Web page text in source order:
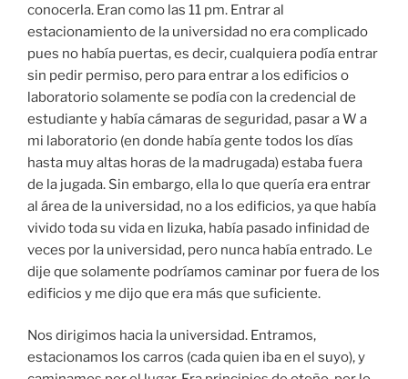
conocerla. Eran como las 11 pm. Entrar al
estacionamiento de la universidad no era complicado
pues no había puertas, es decir, cualquiera podía entrar
sin pedir permiso, pero para entrar a los edificios o
laboratorio solamente se podía con la credencial de
estudiante y había cámaras de seguridad, pasar a W a
mi laboratorio (en donde había gente todos los días
hasta muy altas horas de la madrugada) estaba fuera
de la jugada. Sin embargo, ella lo que quería era entrar
al área de la universidad, no a los edificios, ya que había
vivido toda su vida en Iizuka, había pasado infinidad de
veces por la universidad, pero nunca había entrado. Le
dije que solamente podríamos caminar por fuera de los
edificios y me dijo que era más que suficiente.
Nos dirigimos hacia la universidad. Entramos,
estacionamos los carros (cada quien iba en el suyo), y